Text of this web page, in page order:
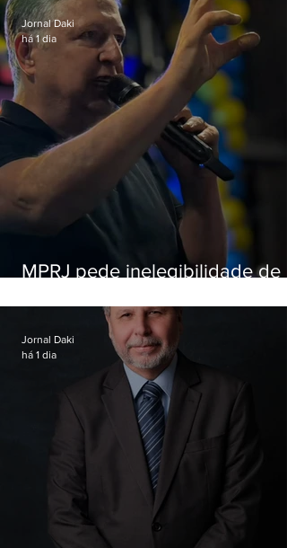
MPRJ pede inelegibilidade de
Jornal Daki
há 1 dia
Jornal Daki
há 1 dia